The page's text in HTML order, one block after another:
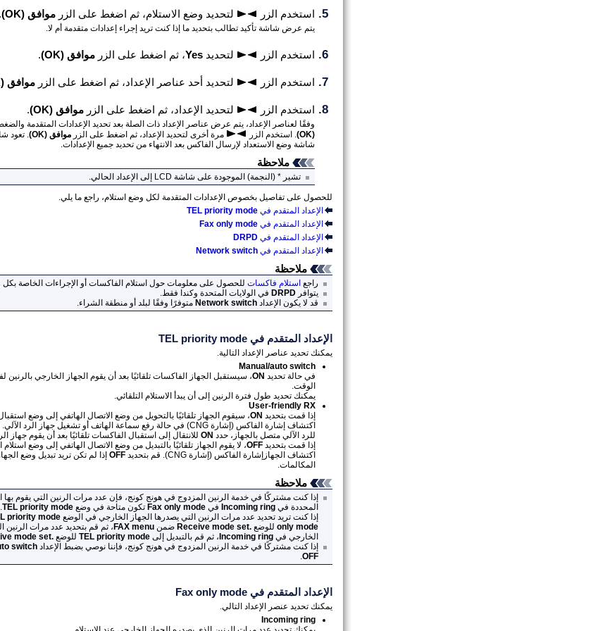
استخدم الزر لتحديد وضع الاستلام، ثم اضغط على الزر موافق (‏OK)‏
.
يتم عرض شاشة تأكيد تطالب بتحديد ما إذا كنت تريد إجراء إعدادات متقدمة أم لا.
استخدم الزر لتحديد Yes، ثم اضغط على الزر موافق (‏OK)‏
.
استخدم الزر لتحديد أحد عناصر الإعداد، ثم اضغط على الزر موافق (‏OK)‏
استخدم الزر لتحديد الإعداد، ثم اضغط على الزر موافق (‏OK)‏
.
وفقًا لعناصر الإعداد، يتم عرض عناصر الإعداد ذات الصلة بعد تحديد الإعدادات المتقدمة
(‏OK)‏
. استخدم الزر مرة أخرى لتحديد الإعداد، ثم اضغط على الزر موافق (‏OK)‏
. تعود
شاشة وضع الاستعداد لإرسال الفاكس بعد الانتهاء من تحديد جميع الإعدادات.
ملاحظة
تشير * (‏النجمة)‏ الموجودة على شاشة LCD إلى الإعداد الحالي.
للحصول على تفاصيل بخصوص الإعدادات المتقدمة لكل وضع استلام، راجع ما يلي.
الإعداد المتقدم في TEL priority mode
الإعداد المتقدم في Fax only mode
الإعداد المتقدم في DRPD
الإعداد المتقدم في Network switch
ملاحظة
راجع استلام فاكسات للحصول على معلومات حول استلام الفاكسات أو الإجراءات الخاصة بكل
يتوافر DRPD في الولايات المتحدة وكندا فقط.
قد لا يكون الإعداد Network switch متوفرًا وفقًا لبلد أو منطقة الشراء.
الإعداد المتقدم في TEL priority mode
يمكنك تحديد عناصر الإعداد التالية.
Manual/auto switch
في حالة تحديد ON، سيستقبل الجهاز
الفاكسات تلقائيًا بعد أن يقوم الجهاز الخارجي
الوقت.
يمكنك تحديد طول فترة الرنين إلى أن يبدأ الاستلام التلقائي.
User-friendly RX
إذا قمت بتحديد ON، سيقوم الجهاز تلقائيًا بالتحويل من وضع الاتصال الهاتفي إلى وضع
اكتشاف إشارة الفاكس (‏إشارة CNG)‏ في حالة رفع سماعة الهاتف أو تشغيل
جهاز الرد الآلي.
للرد الآلي متصل بالجهاز ، حدد ON للانتقال إلى استقبال الفاكسات تلقائيًا بعد أن يقوم جهاز
إذا قمت بتحديد OFF، لا يقوم الجهاز تلقائيًا بالتبديل من وضع الاتصال الهاتفي إلى وضع
اكتشاف الجهاز إشارة الفاكس (‏إشارة CNG)‏. قم بتحديد OFF إذا لم تكن تريد تبديل وضع
المكالمات.
ملاحظة
إذا كنت مشتركًا في خدمة الرنين المزدوج في هونج كونج، فإن عدد مرات الرنين التي يقوم بها
المحددة في Incoming ring في Fax only mode تكون متاحة في وضع TEL priority mode
.
إذا كنت تريد تحديد عدد مرات الرنين التي يصدرها الجهاز الخارجي في الوضع priority mode
only mode للوضع Receive mode set.‎ ‏ ضمن FAX menu ، ثم قم بتحديد عدد مرات الرنين
الخارجي في Incoming ring ، ثم قم بالتبديل إلى TEL priority mode للوضع mode set.‎
switch
OFF
.
الإعداد المتقدم في Fax only mode
يمكنك تحديد عنصر الإعداد التالي.
Incoming ring